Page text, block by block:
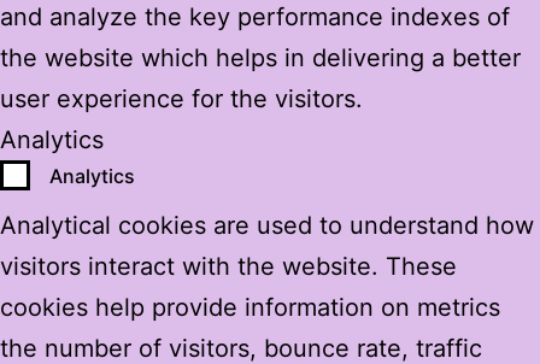
and analyze the key performance indexes of
the website which helps in delivering a better
user experience for the visitors.
Analytics
Analytics
Analytical cookies are used to understand how
visitors interact with the website. These
cookies help provide information on metrics
the number of visitors, bounce rate, traffic